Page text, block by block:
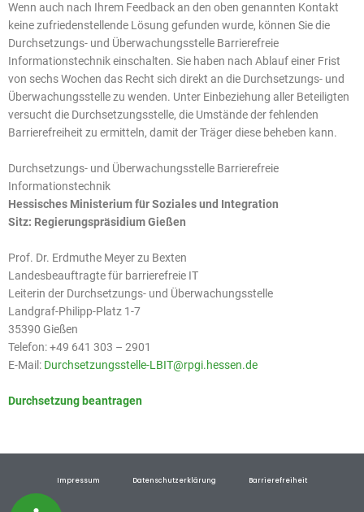
Wenn auch nach Ihrem Feedback an den oben genannten Kontakt
keine zufriedenstellende Lösung gefunden wurde, können Sie die
Durchsetzungs- und Überwachungsstelle Barrierefreie
Informationstechnik einschalten. Sie haben nach Ablauf einer Frist
von sechs Wochen das Recht sich direkt an die Durchsetzungs- und
Überwachungsstelle zu wenden. Unter Einbeziehung aller Beteiligten
versucht die Durchsetzungsstelle, die Umstände der fehlenden
Barrierefreiheit zu ermitteln, damit der Träger diese beheben kann.
Durchsetzungs- und Überwachungsstelle Barrierefreie
Informationstechnik
Hessisches Ministerium für Soziales und Integration
Sitz: Regierungspräsidium Gießen
Prof. Dr. Erdmuthe Meyer zu Bexten
Landesbeauftragte für barrierefreie IT
Leiterin der Durchsetzungs- und Überwachungsstelle
Landgraf-Philipp-Platz 1-7
35390 Gießen
Telefon: +49 641 303 – 2901
E-Mail: Durchsetzungsstelle-LBIT@rpgi.hessen.de
Durchsetzung beantragen
Impressum Datenschutzerklärung Barrierefreiheit